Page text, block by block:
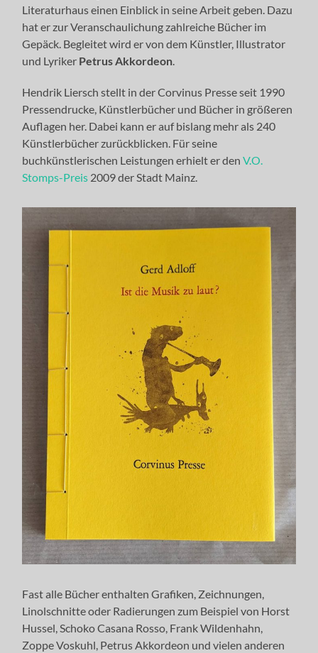
Literaturhaus einen Einblick in seine Arbeit geben. Dazu
hat er zur Veranschaulichung zahlreiche Bücher im
Gepäck. Begleitet wird er von dem Künstler, Illustrator
und Lyriker Petrus Akkordeon
Hendrik Liersch stellt in der Corvinus Presse seit 1990
Pressendrucke, Künstlerbücher und Bücher in größeren
Auflagen her. Dabei kann er auf bislang mehr als 240
Künstlerbücher zurückblicken. Für seine
buchkünstlerischen Leistungen erhielt er denV.O.
Stomps-Preis 2009 der Stadt Mainz.
Fast alle Bücher enthalten Grafiken, Zeichnungen,
Linolschnitte oder Radierungen zum Beispiel von Horst
Hussel, Schoko Casana Rosso, Frank Wildenhahn,
Zoppe Voskuhl, Petrus Akkordeon und vielen anderen